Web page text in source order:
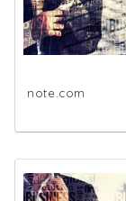
note.com